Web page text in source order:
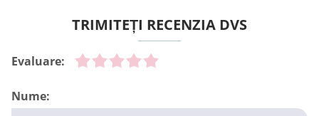
TRIMITEȚI RECENZIA DVS
Evaluare:
Nume: